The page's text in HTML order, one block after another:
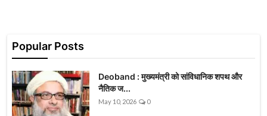
Popular Posts
Deoband : मुख्यमंत्री को सांविधानिक शपथ और
नैतिक ज...
May 10, 2026 0